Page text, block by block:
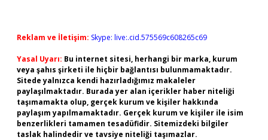
Reklam ve İletişim: Skype: live:.cid.575569c608265c69
Yasal Uyarı: Bu internet sitesi, herhangi bir marka, kurum
veya şahıs şirketi ile hiçbir bağlantısı bulunmamaktadır.
Sitede yalnızca kendi hazırladığımız makaleler
paylaşılmaktadır. Burada yer alan içerikler haber niteliği
taşımamakta olup, gerçek kurum ve kişiler hakkında
paylaşım yapılmamaktadır. Gerçek kurum ve kişiler ile isim
benzerlikleri tamamen tesadüfidir. Sitemizdeki bilgiler
taslak halindedir ve tavsiye niteliği taşımazlar.